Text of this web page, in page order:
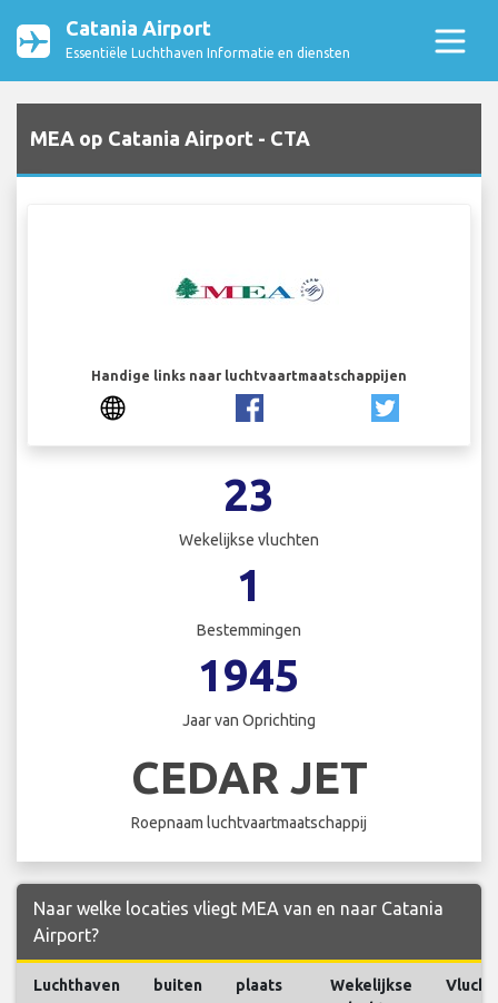
Catania Airport
Essentiële Luchthaven Informatie en diensten
MEA op Catania Airport - CTA
Handige links naar luchtvaartmaatschappijen
23
Wekelijkse vluchten
1
Bestemmingen
1945
Jaar van Oprichting
CEDAR JET
Roepnaam luchtvaartmaatschappij
Naar welke locaties vliegt MEA van en naar Catania
Airport?
Luchthaven buiten plaats
Wekelijkse